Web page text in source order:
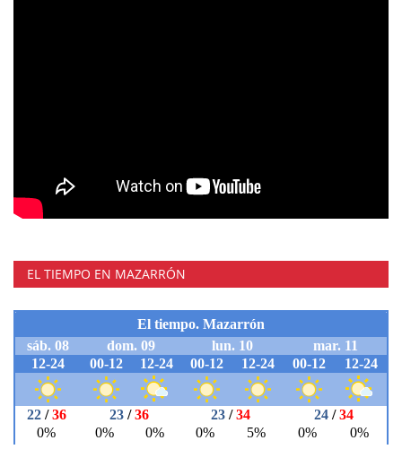
EL TIEMPO EN MAZARRÓN